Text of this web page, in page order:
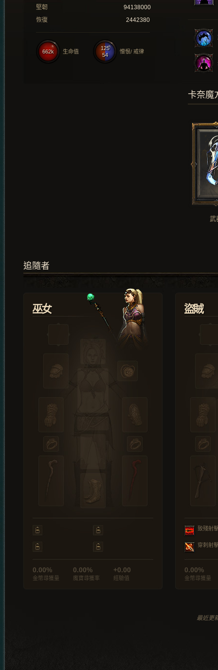
堅韌
94138000
恢復
2442380
125
54
憎恨/ 戒律
662k 生命值
卡奈魔
武
追隨者
巫女
0.00%
金幣尋獲量
0.00%
魔寶尋獲率
+0.00
經驗值
盜賊
致殘射
穿刺射
0.00%
金幣尋獲量
最近更